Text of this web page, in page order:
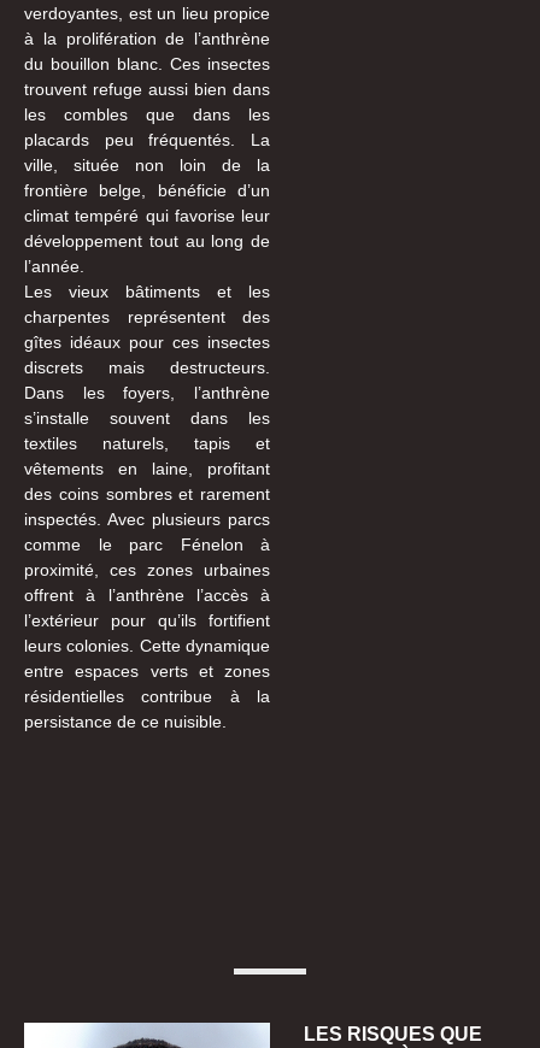
verdoyantes, est un lieu propice
à la prolifération de l’anthrène
du bouillon blanc. Ces insectes
trouvent refuge aussi bien dans
les combles que dans les
placards peu fréquentés. La
ville, située non loin de la
frontière belge, bénéficie d’un
climat tempéré qui favorise leur
développement tout au long de
l’année.
Les vieux bâtiments et les
charpentes représentent des
gîtes idéaux pour ces insectes
discrets mais destructeurs.
Dans les foyers, l’anthrène
s’installe souvent dans les
textiles naturels, tapis et
vêtements en laine, profitant
des coins sombres et rarement
inspectés. Avec plusieurs parcs
comme le parc Fénelon à
proximité, ces zones urbaines
offrent à l’anthrène l’accès à
l’extérieur pour qu’ils fortifient
leurs colonies. Cette dynamique
entre espaces verts et zones
résidentielles contribue à la
persistance de ce nuisible.
LES RISQUES QUE